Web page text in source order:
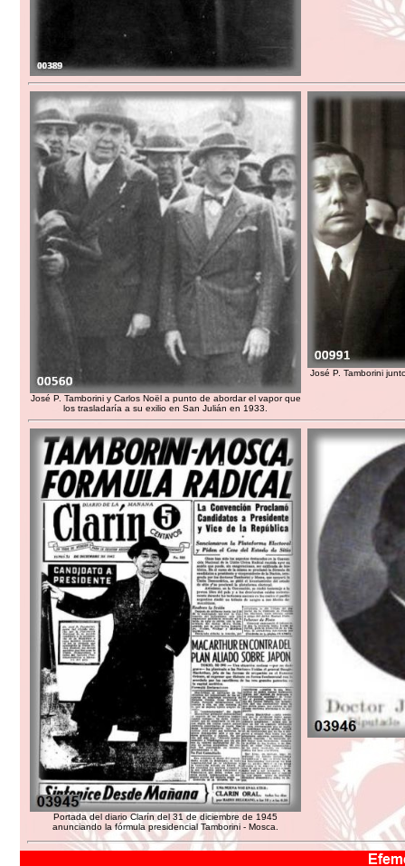
José P. Tamborini y Carlos Noël a punto de abordar el vapor que
los trasladaría a su exilio en San Julián en 1933.
José P. Tamborini
Portada del diario Clarín del 31 de diciembre de 1945
anunciando la fórmula presidencial Tamborini - Mosca.